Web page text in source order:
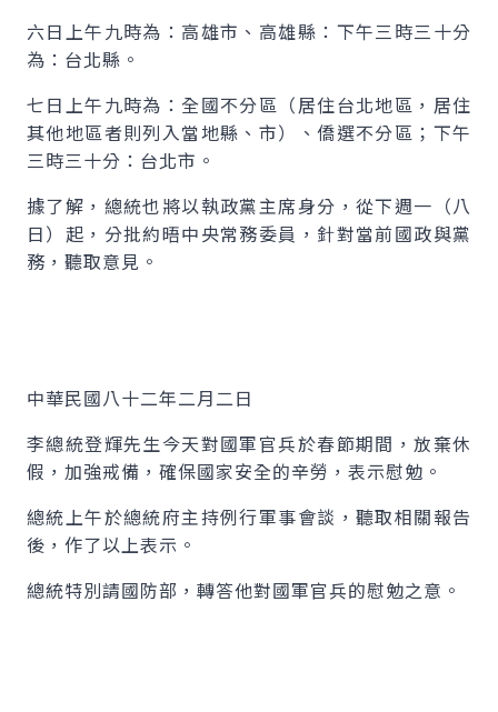
六日上午九時為：高雄市、高雄縣：下午三時三十分
為：台北縣。
七日上午九時為：全國不分區（居住台北地區，居住
其他地區者則列入當地縣、市）、僑選不分區；下午
三時三十分：台北市。
據了解，總統也將以執政黨主席身分，從下週一（八
日）起，分批約晤中央常務委員，針對當前國政與黨
務，聽取意見。
中華民國八十二年二月二日
李總統登輝先生今天對國軍官兵於春節期間，放棄休
假，加強戒備，確保國家安全的辛勞，表示慰勉。
總統上午於總統府主持例行軍事會談，聽取相關報告
後，作了以上表示。
總統特別請國防部，轉答他對國軍官兵的慰勉之意。